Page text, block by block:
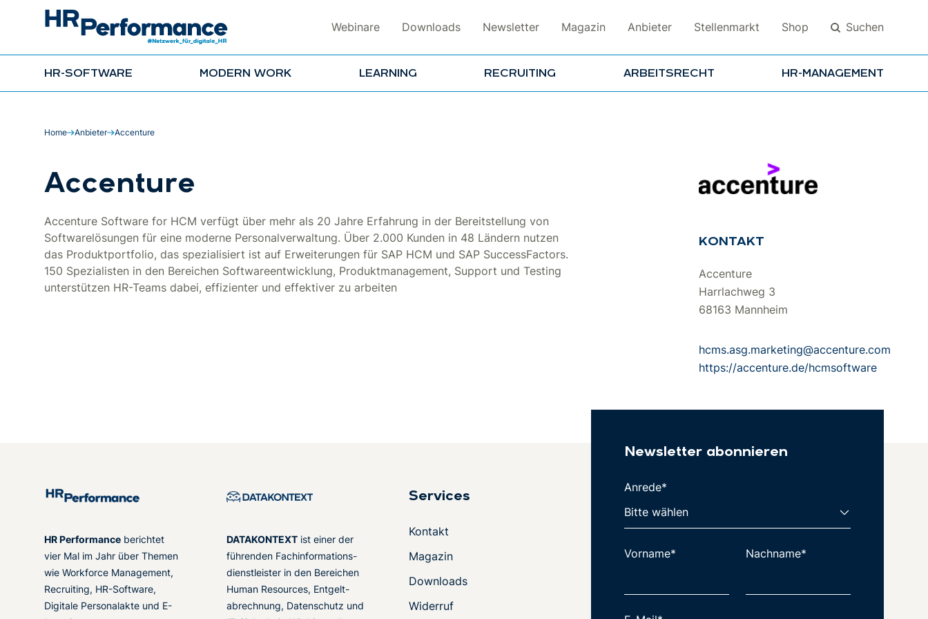
Webinare Downloads Newsletter Magazin Anbieter Stellenmarkt Shop Suchen
HR-SOFTWARE MODERN WORK LEARNING RECRUITING ARBEITSRECHT HR-MANAGEMENT
Home Anbieter Accenture
Accenture
Accenture Software for HCM verfügt über mehr als 20 Jahre Erfahrung in der Bereitstellung von
Softwarelösungen für eine moderne Personalverwaltung. Über 2.000 Kunden in 48 Ländern nutzen
das Produktportfolio, das spezialisiert ist auf Erweiterungen für SAP HCM und SAP SuccessFactors.
150 Spezialisten in den Bereichen Softwareentwicklung, Produktmanagement, Support und Testing
unterstützen HR-Teams dabei, effizienter und effektiver zu arbeiten
KONTAKT
Accenture
Harrlachweg 3
68163 Mannheim
hcms.asg.marketing@accenture.com
https://accenture.de/hcmsoftware
HR Performance berichtet
vier Mal im Jahr über Themen
wie Workforce Management,
Recruiting, HR-Software,
Digitale Personalakte und E-
DATAKONTEXT ist einer der
führenden Fachinformations-
dienstleister in den Bereichen
Human Resources, Entgelt-
abrechnung, Datenschutz und
Services
Kontakt
Magazin
Downloads
Widerruf
Newsletter abonnieren
Anrede*
Vorname* Nachname*